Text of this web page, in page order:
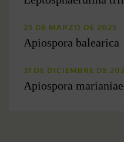
25 DE MARZO DE 2025
Apiospora balearica
31 DE DICIEMBRE DE
Apiospora marianiae